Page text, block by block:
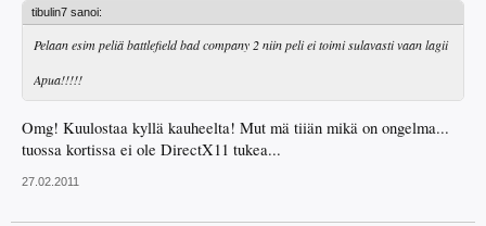
tibulin7 sanoi:
Pelaan esim peliä battlefield bad company 2 niin peli ei toimi sulavasti vaan lagii
Apua!!!!!
Omg! Kuulostaa kyllä kauheelta! Mut mä tiiän mikä on ongelma...
tuossa kortissa ei ole DirectX11 tukea...
27.02.2011